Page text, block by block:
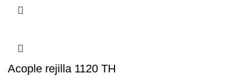
Acople rejilla 1120 TH